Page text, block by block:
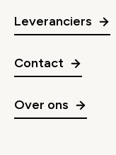
Leveranciers
Contact
Over ons